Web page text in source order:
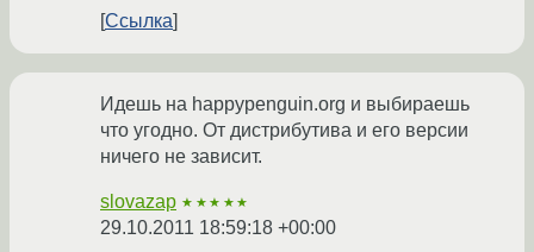
Ссылка
Идешь на happypenguin.org и выбираешь
что угодно. От дистрибутива и его версии
ничего не зависит.
slovazap ★★★★★
29.10.2011 18:59:18 +00:00